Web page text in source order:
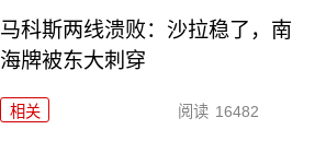
马科斯两线溃败：沙拉稳了，南
海牌被东大刺穿
相关 阅读 16482